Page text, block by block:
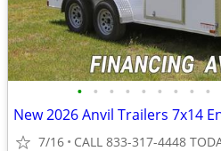
• • • • • • • • •
New 2026 Anvil Trailers 7x14
7/16 CALL 833-317-4448